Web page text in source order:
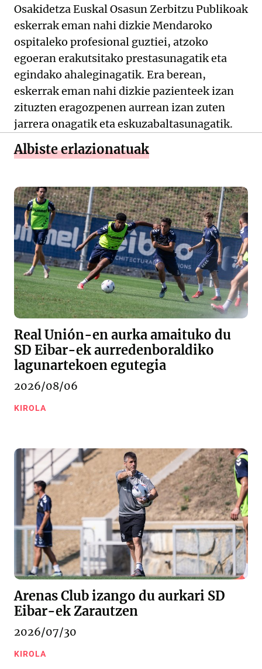
Osakidetza Euskal Osasun Zerbitzu Publikoak
eskerrak eman nahi dizkie Mendaroko
ospitaleko profesional guztiei, atzoko
egoeran erakutsitako prestasunagatik eta
egindako ahaleginagatik. Era berean,
eskerrak eman nahi dizkie pazienteek izan
zituzten eragozpenen aurrean izan zuten
jarrera onagatik eta eskuzabaltasunagatik.
Albiste erlazionatuak
Real Unión-en aurka amaituko du
SD Eibar-ek aurredenboraldiko
lagunartekoen egutegia
2026/08/06
KIROLA
Arenas Club izango du aurkari SD
Eibar-ek Zarautzen
2026/07/30
KIROLA